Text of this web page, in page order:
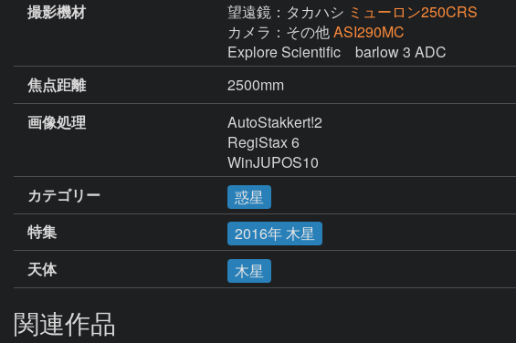
撮影機材
望遠鏡：タカハシ ミューロン250CRS
カメラ：その他ASI290MC
Explore Scientific　barlow 3 ADC
焦点距離
2500mm
画像処理
AutoStakkert!2
RegiStax 6
WinJUPOS10
カテゴリー
惑星
特集
2016年 木星
天体
木星
関連作品